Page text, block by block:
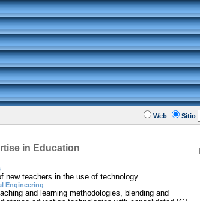
Web Sitio
in Education
new teachers in the use of technology
Engineering
and learning methodologies, blending and